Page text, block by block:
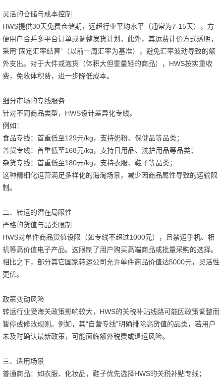
灵活的仓储与成本控制
HWS提供30天免费仓储期，远超行业平均水平（通常为7-15天），方
便用户合并多平台订单或调整发货计划。此外，其运费计价方式透明，
采用“固定汇率结算”（以前一周汇率为基准），避免汇率波动导致的额
外支出。对于大件或泡货（体积大但重量轻的商品），HWS按实重收
费，免收体积费，进一步降低成本。
细分市场的专线服务
针对不同商品类型，HWS设计差异化专线。
例如：
食品专线：首重低至129元/kg，支持奶粉、保健品等品类；
普货专线：首重低至168元/kg，支持日用品、洗护用品等品类；
杂货专线：首重低至180元/kg，支持衣服、鞋子等品类；
这种精细化运营满足多样化的海淘场景，减少因商品属性导致的运输限
制。
二、转运的潜在局限性
严格的货值与品类限制
HWS对单件商品货值设限（如专线不超过1000元），且禁运手机、相
机等高价值电子产品。这限制了用户购买高端商品或批量采购的选择。
相比之下，部分其它国家转运公司允许单件商品价值达5000元，灵活性
更优。
政策变动风险
转运行业受海关政策影响较大，HWS的关税补贴线路可能因政策调整而
暂停或修改规则。例如，其“自营专线”明确排除高货值的品类，若用户
未及时确认最新政策，可能面临额外税费或退运风险。
三、适用场景
普通商品：如衣服、化妆品，鞋子优先选择HWS的关税补贴专线；